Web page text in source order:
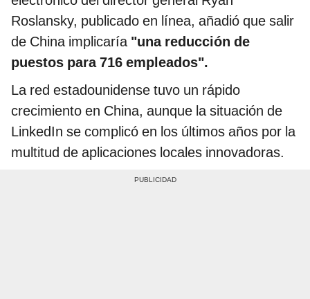
Roslansky, publicado en línea, añadió que salir
de China implicaría "una reducción de
puestos para 716 empleados".
La red estadounidense tuvo un rápido
crecimiento en China, aunque la situación de
LinkedIn se complicó en los últimos años por la
multitud de aplicaciones locales innovadoras.